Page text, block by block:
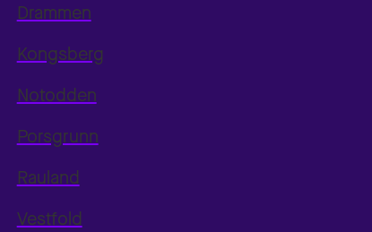
Drammen
Kongsberg
Notodden
Porsgrunn
Rauland
Vestfold